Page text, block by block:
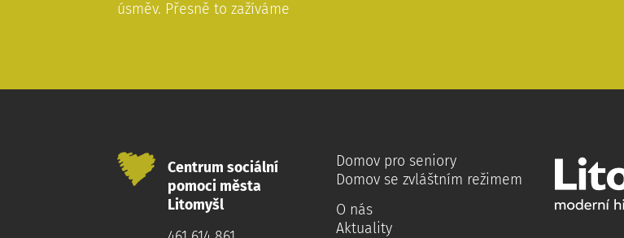
úsměv. Přesně to zažíváme
Centrum sociální
pomoci města
Litomyšl
Domov pro seniory
Domov se zvláštním režimem
O nás
Aktuality